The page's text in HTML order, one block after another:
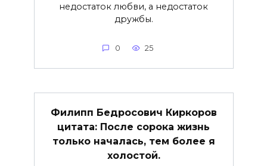
недостаток любви, а недостаток
дружбы.
0 25
Филипп Бедросович Киркоров
цитата: После сорока жизнь
только началась, тем более я
холостой.